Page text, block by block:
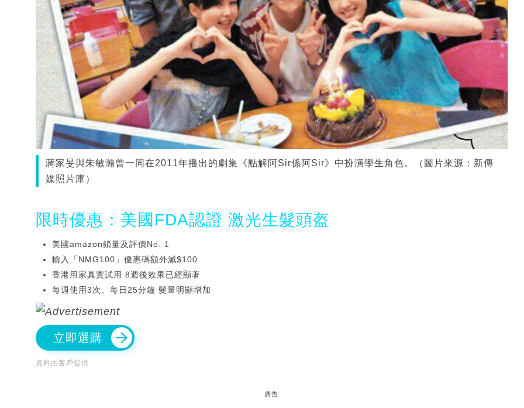
蔣家旻與朱敏瀚曾一同在2011年播出的劇集《點解阿Sir係阿Sir》中扮演學生角色。（圖片來源：新傳
媒照片庫）
限時優惠：美國FDA認證 激光生髮頭盔
美國amazon鎖量及評價No. 1
輸入「NMG100」優惠碼額外減$100
香港用家真實試用 8週後效果已經顯著
每週使用3次、每日25分鐘 髮量明顯增加
立即選購
資料由客戶提供
廣告